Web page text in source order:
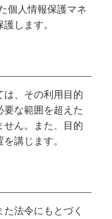
個人情報保護マネ
します。
は、その利用目的
な範囲を超えた
せん。また、目的
講じます。
法令にもとづく